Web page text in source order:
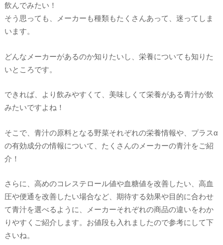
飲んでみたい！
そう思っても、メーカーも種類もたくさんあって、迷ってしま
います。
どんなメーカーがあるのか知りたいし、栄養についても知りた
いところです。
できれば、より飲みやすくて、美味しくて栄養がある青汁が飲
みたいですよね！
そこで、青汁の原料となる野菜それぞれの栄養情報や、プラスα
の有効成分の情報について、たくさんのメーカーの青汁をご紹
介！
さらに、高めのコレステロール値や血糖値を改善したい、高血
圧や便通を改善したい場合など、期待する効果や目的に合わせ
て青汁を選べるように、メーカーそれぞれの商品の違いをわか
りやすくご紹介します。お値段も入れましたので参考にして下
さいね。